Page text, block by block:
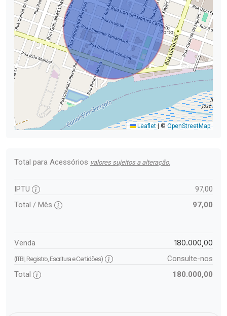
Leaflet | ©OpenStreetMap
Total para Acessórios valores sujeitos a alteração.
IPTU
97,00
Total / Mês
97,00
Venda 180.000,00
(ITBI, Registro, Escritura e Certidões)
Consulte-nos
Total
180.000,00